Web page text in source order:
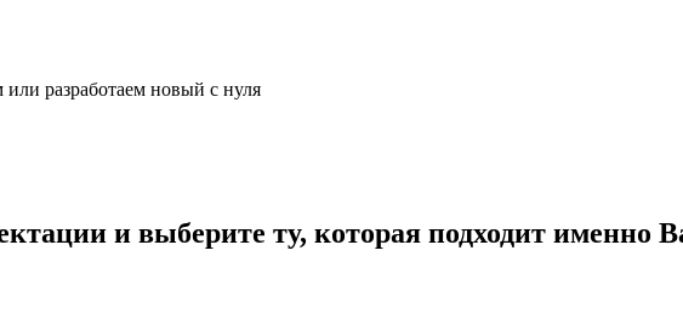
разработаем новый с нуля
и выберите ту, которая подходит именно